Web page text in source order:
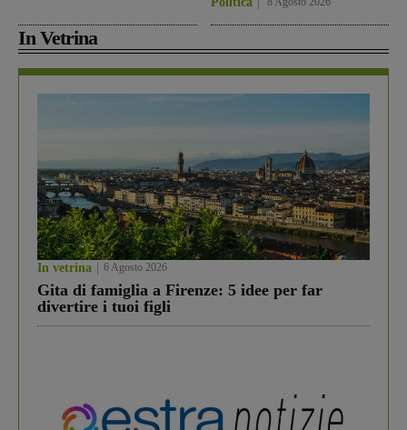
In Vetrina
In vetrina 6 Agosto 2026
Gita di famiglia a Firenze: 5 idee per far
divertire i tuoi figli